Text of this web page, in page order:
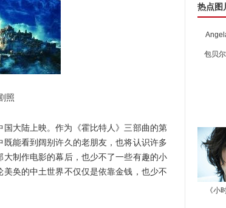
照
大陆上映。作为《霍比特人》三部曲的第
能看到阔别许久的老朋友，也将认识许多
制作电影的幕后，也少不了一些有趣的小
奂的中土世界不仅仅是依靠金钱，也少不
热点图
包贝
《小